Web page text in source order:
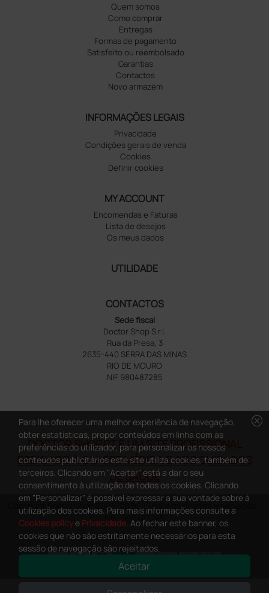
Quem somos
Como comprar
Entregas
Formas de pagamento
Satisfeito ou reembolsado
Garantias
Contactos
Novo armazém
INFORMAÇÕES LEGAIS
Privacidade
Condições gerais de venda
Cookies
Definir cookies
MY ACCOUNT
Encomendas e Faturas
Lista de desejos
Os meus dados
UTILIDADE
CONTACTOS
Sede fiscal
Doctor Shop S.r.l.
Rua da Presa, 3
2635-440 SERRA DAS MINAS
RIO DE MOURO
NIF 980487285
DOCTOR SHOP.PT É UM SITE PROFISSIONAL
DEDICADO À CLASSE MÉDICA E AOS CUIDADOS
DE SAÚDE
Copyright DoctorShop 2005-2026 - Todos os direitos reservados -
NIF: 980487285
This site is protected by reCAPTCHA and the Google
cancel
Para lhe oferecer uma melhor experiência de navegação,
obter estatísticas, propor conteúdos em linha com as
preferências do utilizador, para personalizar os nossos
conteúdos publicitários este site utiliza cookies, também de
terceiros. Clicando em "Aceitar" está a dar o seu
consentimento à utilização de todos os cookies. Clicando
em "Personalizar" é possível expressar a sua vontade sobre à
utilização dos cookies. Para mais informações consulte a
Cookies policye Privacidade. Ao fechar este banner, os
cookies que não são estritamente necessários para esta
sessão de navegação são rejeitados.
Aceitar